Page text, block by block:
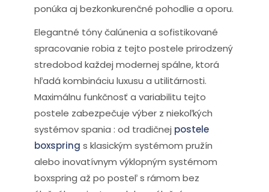
ponúka aj bezkonkurenčné pohodlie a oporu.
Elegantné tóny čalúnenia a sofistikované
spracovanie robia z tejto postele prirodzený
stredobod každej modernej spálne, ktorá
hľadá kombináciu luxusu a utilitárnosti.
Maximálnu funkčnosť a variabilitu tejto
postele zabezpečuje výber z niekoľkých
systémov spania : od tradičnej postele
boxspring s klasickým systémom pružín
alebo inovatívnym výklopným systémom
boxspring až po posteľ s rámom bez